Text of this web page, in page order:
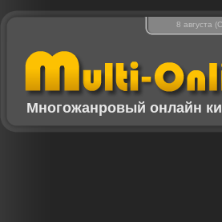
8 августа
Многожанровый онлайн